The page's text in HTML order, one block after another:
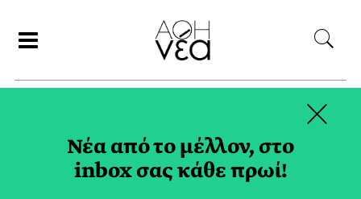
ΓΡΑΦΙΣΤΙΚΗ TAG
Νέα από το μέλλον, στο
inbox σας κάθε πρωί!
×